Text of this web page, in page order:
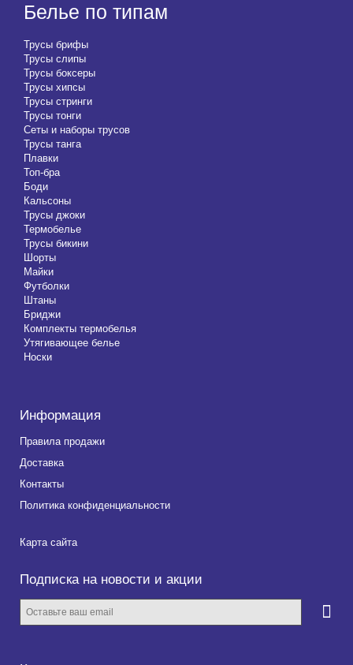
Белье по типам
Трусы брифы
Трусы слипы
Трусы боксеры
Трусы хипсы
Трусы стринги
Трусы тонги
Сеты и наборы трусов
Трусы танга
Плавки
Топ-бра
Боди
Кальсоны
Трусы джоки
Термобелье
Трусы бикини
Шорты
Майки
Футболки
Штаны
Бриджи
Комплекты термобелья
Утягивающее белье
Носки
Информация
Правила продажи
Доставка
Контакты
Политика конфиденциальности
Карта сайта
Подписка на новости и акции